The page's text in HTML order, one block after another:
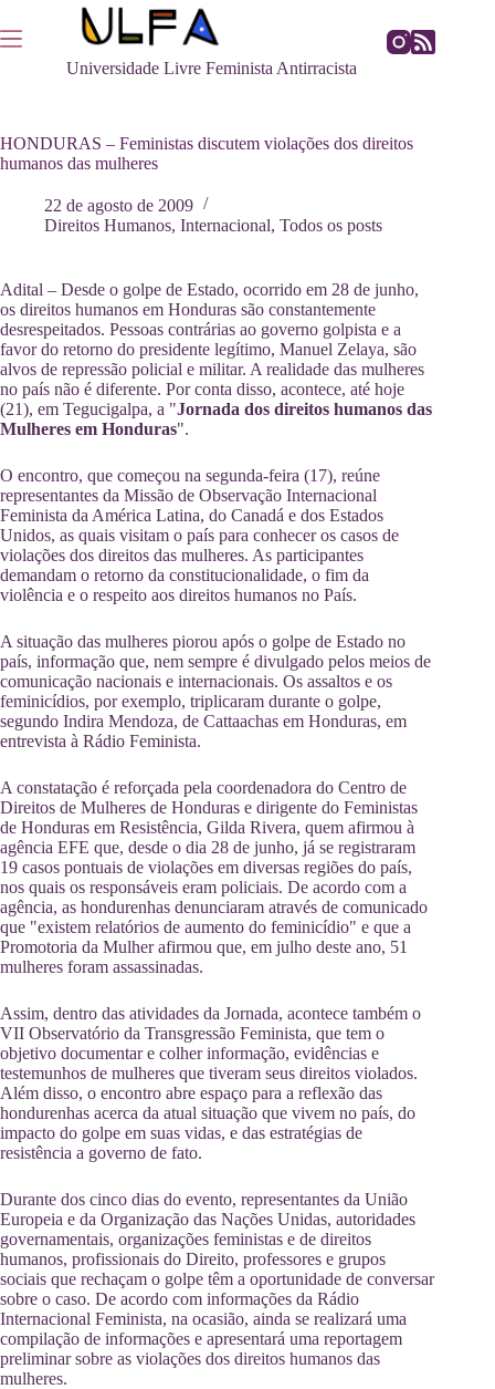
para
o
Universidade Livre Feminista Antirracista
HONDURAS – Feministas discutem violações dos direitos
humanos das mulheres
22 de agosto de 2009
Direitos Humanos, Internacional, Todos os posts
Adital – Desde o golpe de Estado, ocorrido em 28 de junho,
os direitos humanos em Honduras são constantemente
desrespeitados. Pessoas contrárias ao governo golpista e a
favor do retorno do presidente legítimo, Manuel Zelaya, são
alvos de repressão policial e militar. A realidade das mulheres
no país não é diferente. Por conta disso, acontece, até hoje
(21), em Tegucigalpa, a "Jornada dos direitos humanos das
Mulheres em Honduras".
O encontro, que começou na segunda-feira (17), reúne
representantes da Missão de Observação Internacional
Feminista da América Latina, do Canadá e dos Estados
Unidos, as quais visitam o país para conhecer os casos de
violações dos direitos das mulheres. As participantes
demandam o retorno da constitucionalidade, o fim da
violência e o respeito aos direitos humanos no País.
A situação das mulheres piorou após o golpe de Estado no
país, informação que, nem sempre é divulgado pelos meios de
comunicação nacionais e internacionais. Os assaltos e os
feminicídios, por exemplo, triplicaram durante o golpe,
segundo Indira Mendoza, de Cattaachas em Honduras, em
entrevista à Rádio Feminista.
A constatação é reforçada pela coordenadora do Centro de
Direitos de Mulheres de Honduras e dirigente do Feministas
de Honduras em Resistência, Gilda Rivera, quem afirmou à
agência EFE que, desde o dia 28 de junho, já se registraram
19 casos pontuais de violações em diversas regiões do país,
nos quais os responsáveis eram policiais. De acordo com a
agência, as hondurenhas denunciaram através de comunicado
que "existem relatórios de aumento do feminicídio" e que a
Promotoria da Mulher afirmou que, em julho deste ano, 51
mulheres foram assassinadas.
Assim, dentro das atividades da Jornada, acontece também o
VII Observatório da Transgressão Feminista, que tem o
objetivo documentar e colher informação, evidências e
testemunhos de mulheres que tiveram seus direitos violados.
Além disso, o encontro abre espaço para a reflexão das
hondurenhas acerca da atual situação que vivem no país, do
impacto do golpe em suas vidas, e das estratégias de
resistência a governo de fato.
Durante dos cinco dias do evento, representantes da União
Europeia e da Organização das Nações Unidas, autoridades
governamentais, organizações feministas e de direitos
humanos, profissionais do Direito, professores e grupos
sociais que rechaçam o golpe têm a oportunidade de conversar
sobre o caso. De acordo com informações da Rádio
Internacional Feminista, na ocasião, ainda se realizará uma
compilação de informações e apresentará uma reportagem
preliminar sobre as violações dos direitos humanos das
mulheres.